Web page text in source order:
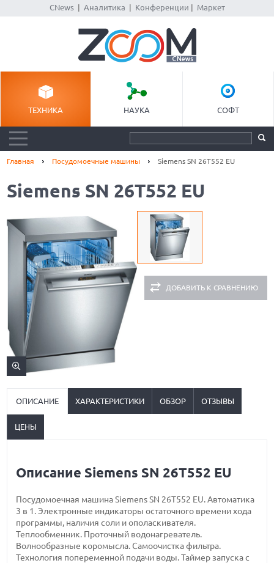
CNews| Аналитика Конференции Маркет
ТЕХНИКА НАУКА СОФТ
Главная Посудомоечные машины Siemens SN 26T552 EU
Siemens SN 26T552 EU
ДОБАВИТЬ К СРАВНЕНИЮ
ОПИСАНИЕ ХАРАКТЕРИСТИКИ ОБЗОР ОТЗЫВЫ
ЦЕНЫ
Описание Siemens SN 26T552 EU
Посудомоечная машина Siemens SN 26T552 EU. Автоматика
3 в 1. Электронные индикаторы остаточного времени хода
программы, наличия соли и ополаскивателя.
Теплообменник. Проточный водонагреватель.
Волнообразные коромысла. Cамоочистка фильтра.
Технология попеременной подачи воды. Таймер запуска с